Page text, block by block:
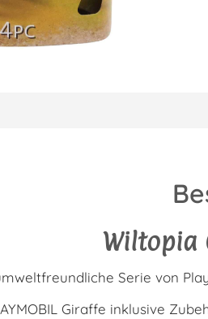
Wiltopia
Serie von
Giraffe inklusive